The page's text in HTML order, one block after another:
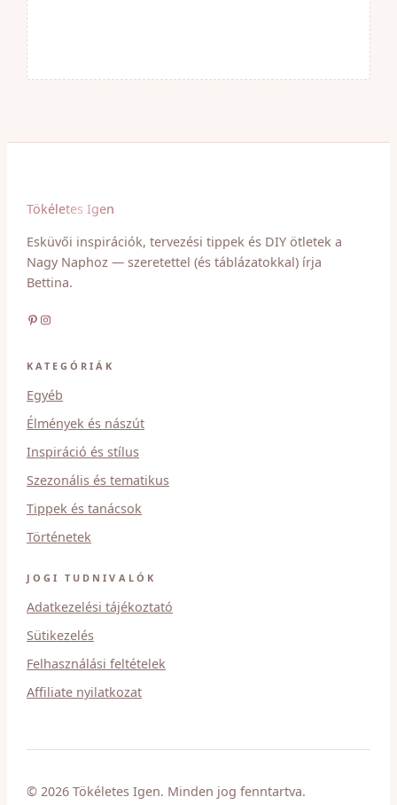
Tökéletes Igen
Esküvői inspirációk, tervezési tippek és DIY ötletek a
Nagy Naphoz — szeretettel (és táblázatokkal) írja
Bettina.
Pinterest Instagram
KATEGÓRIÁK
Egyéb
Élmények és nászút
Inspiráció és stílus
Szezonális és tematikus
Tippek és tanácsok
Történetek
JOGI TUDNIVALÓK
Adatkezelési tájékoztató
Sütikezelés
Felhasználási feltételek
Affiliate nyilatkozat
© 2026 Tökéletes Igen. Minden jog fenntartva.